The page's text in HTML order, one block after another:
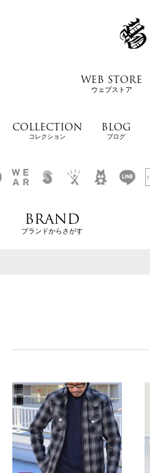
WEB STORE
ウェブストア
COLLECTION
コレクション
BLOG
ブログ
BRAND
ブランドからさがす